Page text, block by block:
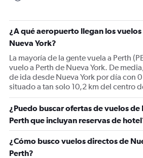
Y
axis
displaying
values.
Range:
0
to
¿A qué aeropuerto llegan los vuelos
Nueva York?
La mayoría de la gente vuela a Perth
vuelo a Perth de Nueva York. De
de ida desde Nueva York por día con
situado a tan solo 10,2 km del centro
¿Puedo buscar ofertas de vuelos de
Perth que incluyan reservas de
¿Cómo busco vuelos directos de
Perth?